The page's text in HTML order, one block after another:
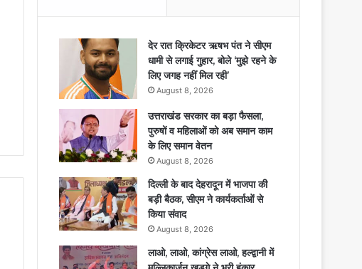
देर रात क्रिकेटर ऋषभ पंत ने सीएम
धामी से लगाई गुहार, बोले ‘मुझे रहने के
लिए जगह नहीं मिल रही’
August 8, 2026
उत्तराखंड सरकार का बड़ा फैसला,
पुरुषों व महिलाओं को अब समान काम
के लिए समान वेतन
August 8, 2026
दिल्ली के बाद देहरादून में भाजपा की
बड़ी बैठक, सीएम ने कार्यकर्ताओं से
किया संवाद
August 8, 2026
लाओ, लाओ, कांग्रेस लाओ, हल्द्वानी में